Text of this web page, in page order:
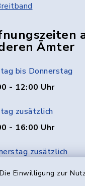
Einwilligung zur
Ämter
bis Donnerstag
- 12:00 Uhr
zusätzlich
- 16:00 Uhr
zusätzlich
- 18:00 Uhr